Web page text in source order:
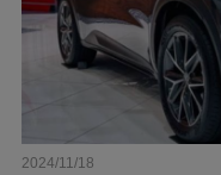
2024/11/18